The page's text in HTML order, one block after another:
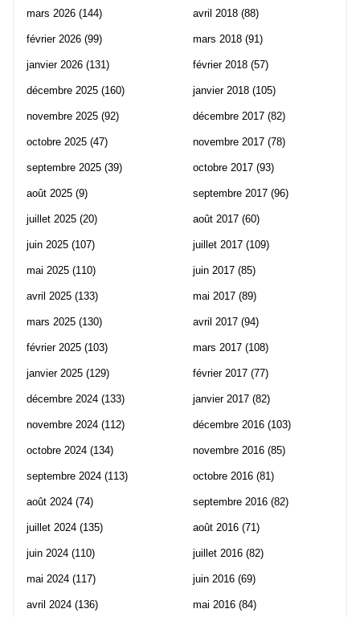
mars 2026 (144)
février 2026 (99)
janvier 2026 (131)
décembre 2025 (160)
novembre 2025 (92)
octobre 2025 (47)
septembre 2025 (39)
août 2025 (9)
juillet 2025 (20)
juin 2025 (107)
mai 2025 (110)
avril 2025 (133)
mars 2025 (130)
février 2025 (103)
janvier 2025 (129)
décembre 2024 (133)
novembre 2024 (112)
octobre 2024 (134)
septembre 2024 (113)
août 2024 (74)
juillet 2024 (135)
juin 2024 (110)
mai 2024 (117)
avril 2024 (136)
avril 2018 (88)
mars 2018 (91)
février 2018 (57)
janvier 2018 (105)
décembre 2017 (82)
novembre 2017 (78)
octobre 2017 (93)
septembre 2017 (96)
août 2017 (60)
juillet 2017 (109)
juin 2017 (85)
mai 2017 (89)
avril 2017 (94)
mars 2017 (108)
février 2017 (77)
janvier 2017 (82)
décembre 2016 (103)
novembre 2016 (85)
octobre 2016 (81)
septembre 2016 (82)
août 2016 (71)
juillet 2016 (82)
juin 2016 (69)
mai 2016 (84)